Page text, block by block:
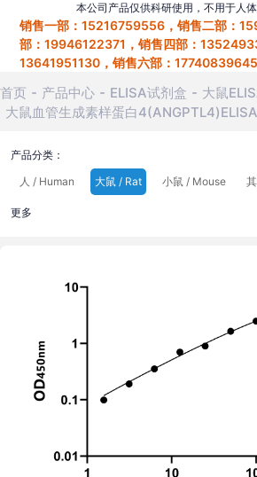
本公司产品仅供科研使用，不用于人
销售一部：15216759556，销售二部：
部：19946122371，销售四部：
13641951130，销售六部：17740839645
首页 产品中心 ELISA试剂盒
大鼠
大鼠血管生成素样蛋白
产品分类：
人 / Human
大鼠 / Rat 小鼠 / Mouse
更多